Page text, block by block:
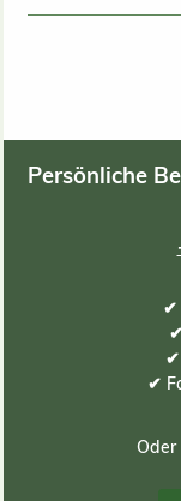
Persönliche
✔
✔
✔
Oder